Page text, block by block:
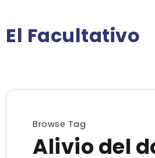
El Facultativo
Browse Tag
Alivio del